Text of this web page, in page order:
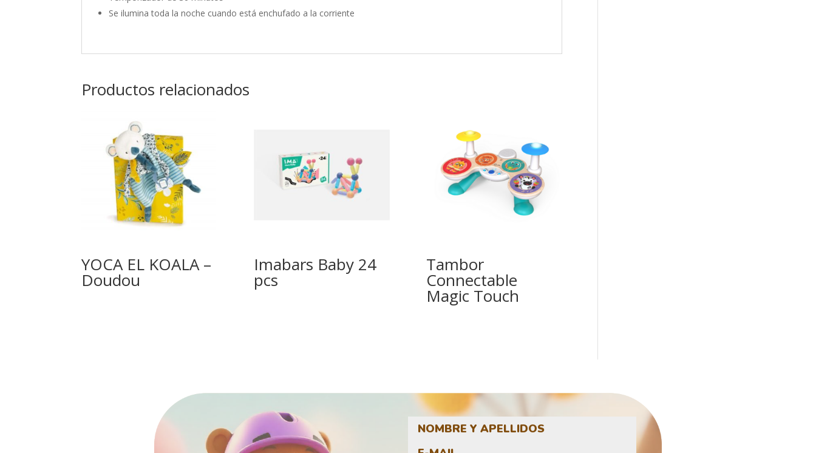
Se ilumina toda la noche cuando está enchufado a la corriente
Productos relacionados
YOCA EL KOALA –
Doudou
Imabars Baby 24
pcs
Tambor
Connectable
Magic Touch